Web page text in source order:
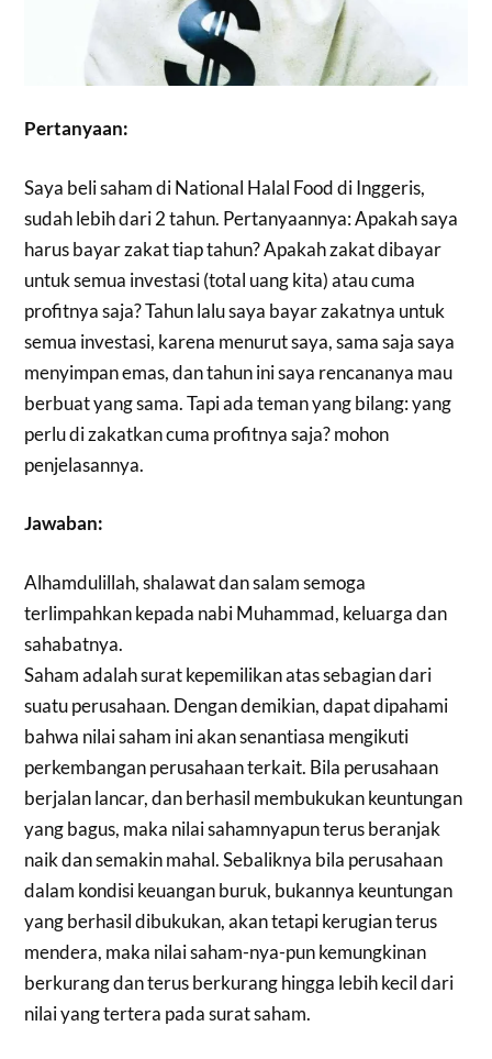
Pertanyaan:
Saya beli saham di National Halal Food di Inggeris,
sudah lebih dari 2 tahun. Pertanyaannya: Apakah saya
harus bayar zakat tiap tahun? Apakah zakat dibayar
untuk semua investasi (total uang kita) atau cuma
profitnya saja? Tahun lalu saya bayar zakatnya untuk
semua investasi, karena menurut saya, sama saja saya
menyimpan emas, dan tahun ini saya rencananya mau
berbuat yang sama. Tapi ada teman yang bilang: yang
perlu di zakatkan cuma profitnya saja? mohon
penjelasannya.
Jawaban:
Alhamdulillah, shalawat dan salam semoga
terlimpahkan kepada nabi Muhammad, keluarga dan
sahabatnya.
Saham adalah surat kepemilikan atas sebagian dari
suatu perusahaan. Dengan demikian, dapat dipahami
bahwa nilai saham ini akan senantiasa mengikuti
perkembangan perusahaan terkait. Bila perusahaan
berjalan lancar, dan berhasil membukukan keuntungan
yang bagus, maka nilai sahamnyapun terus beranjak
naik dan semakin mahal. Sebaliknya bila perusahaan
dalam kondisi keuangan buruk, bukannya keuntungan
yang berhasil dibukukan, akan tetapi kerugian terus
mendera, maka nilai saham-nya-pun kemungkinan
berkurang dan terus berkurang hingga lebih kecil dari
nilai yang tertera pada surat saham.